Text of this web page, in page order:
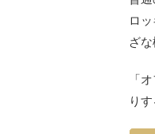
ロ
ざ
「
り